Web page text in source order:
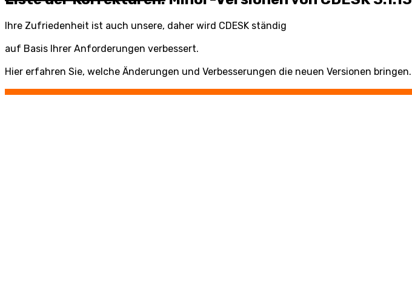
Ihre Zufriedenheit ist auch unsere, daher wird CDESK ständig
auf Basis Ihrer Anforderungen verbessert.
Hier erfahren Sie, welche Änderungen und Verbesserungen die neuen Versionen bringen.